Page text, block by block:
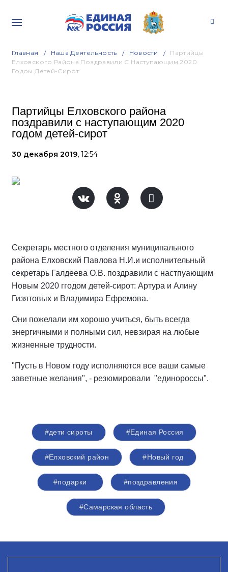
Главная Наша Деятельность Новости
Партийцы
Елховского Района Поздравили С Наступающим 2020
Годом Детей-Сирот
Партийцы Елховского района
поздравили с наступающим 2020
годом детей-сирот
30 декабря 2019, 12:54
Секретарь местного отделения муниципального
района Елховский Павлова Н.И.и исполнительный
секретарь Галдеева О.В. поздравили с настпуающим
Новым 2020 ггодом детей-сирот: Артура и Алину
Гизятовых и Владимира Ефремова.
Они пожелали им хорошо учиться, быть всегда
энергичными и полными сил, невзирая на любые
жизненные трудности.
"Пусть в Новом году исполняются все ваши самые
заветные желания", - резюмировали "единороссы".
#дети сироты #Единая Россия
#Елховский район #Новый год
#подарки #поздравления
#Самарская область